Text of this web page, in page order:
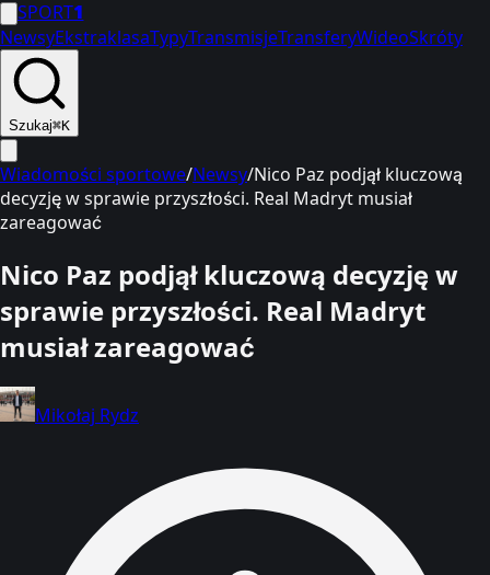
SPORT1
NewsyEkstraklasaTypyTransmisjeTransferyWideoSkróty
Szukaj⌘K
Wiadomości sportowe/Newsy/Nico Paz podjął kluczową
decyzję w sprawie przyszłości. Real Madryt musiał
zareagować
Nico Paz podjął kluczową decyzję w
sprawie przyszłości. Real Madryt
musiał zareagować
Mikołaj Rydz